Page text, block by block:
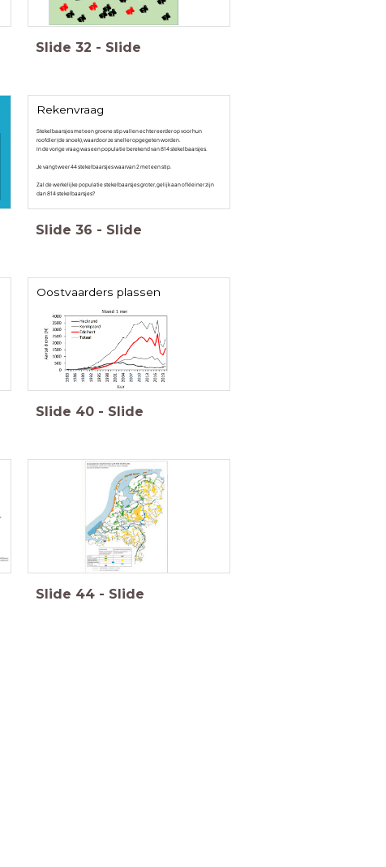
Slide 32 - Slide
Rekenvraag
Stekelbaarsjes met een groene stip vallen echter eerder op voor hun
roofdier (de snoek), waardoor ze sneller opgegeten worden.
In de vorige vraag was een populatie berekend van 814 stekelbaarsjes.
Je vangt weer 44 stekelbaarsjes waarvan 2 met een stip.
Zal de werkelijke populatie stekelbaarsjes groter, gelijk aan of kleiner zijn
dan 814 stekelbaarsjes?
Slide 36 - Slide
Oostvaarders plassen
Slide 40 - Slide
Slide 44 - Slide